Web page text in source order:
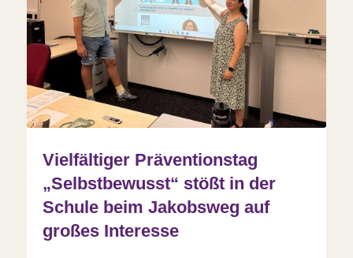
Vielfältiger Präventionstag
„Selbstbewusst“ stößt in der
Schule beim Jakobsweg auf
großes Interesse